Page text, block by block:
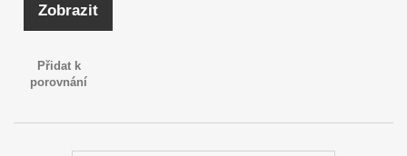
Zobrazit
Přidat k
porovnání